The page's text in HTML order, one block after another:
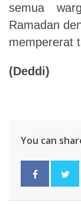
semua
Ramadan
mempererat
(Deddi)
You can